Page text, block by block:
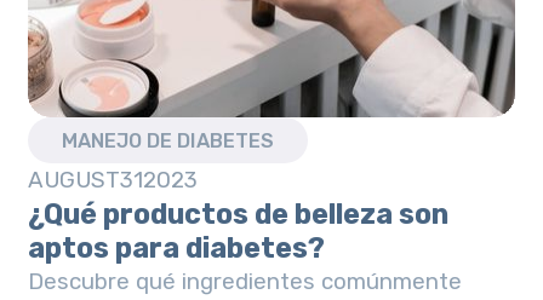
MANEJO DE DIABETES
AUGUST312023
¿Qué productos de belleza son
aptos para diabetes?
Descubre qué ingredientes comúnmente